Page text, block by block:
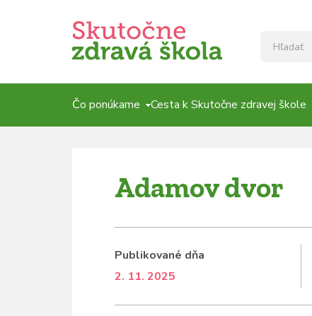
Čo ponúkame Cesta k Skutočne zdravej škole
Adamov dvor
Publikované dňa
2. 11. 2025